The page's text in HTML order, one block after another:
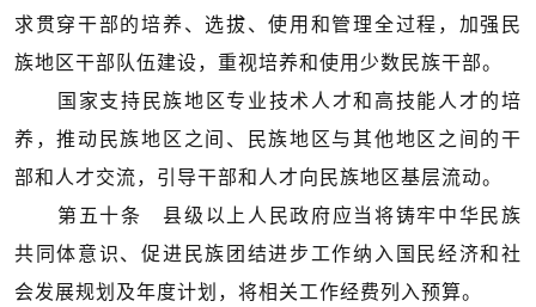
求贯穿干部的培养、选拔、使用和管理全过程，加强民
族地区干部队伍建设，重视培养和使用少数民族干部。
国家支持民族地区专业技术人才和高技能人才的培
养，推动民族地区之间、民族地区与其他地区之间的干
部和人才交流，引导干部和人才向民族地区基层流动。
第五十条 县级以上人民政府应当将铸牢中华民族
共同体意识、促进民族团结进步工作纳入国民经济和社
会发展规划及年度计划，将相关工作经费列入预算。